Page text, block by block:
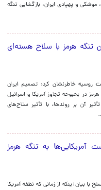
موشکی و پهپادی ایران، بازگشایی تنگه
تنگه هرمز با سلاح‌ هسته‌ای
روسیه خاطرنشان کرد: تصمیم ایران
در بحبوحه تجاوز آمریکا و اسرائیل
آن بر روندها، با تأثیر سلاح‌های
آمریکایی‌ها به تنگه هرمز
با بیان اینکه از زمانی که نطفه آمریکا